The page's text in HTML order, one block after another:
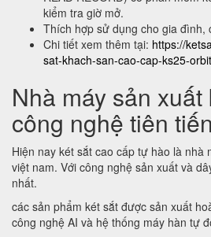
kiểm tra giờ mở.
Thích hợp sử dụng cho gia đình,
Chi tiết xem thêm tại: https://
sat-khach-san-cao-cap-ks25-
Nhà máy sản xuất
công nghệ tiên tiến
Hiện nay két sắt cao cấp tự hào là nhà
việt nam. Với công nghệ sản xuất và
nhất.
các sản phẩm két sắt được sản xuất
công nghệ AI và hệ thống máy hàn tự